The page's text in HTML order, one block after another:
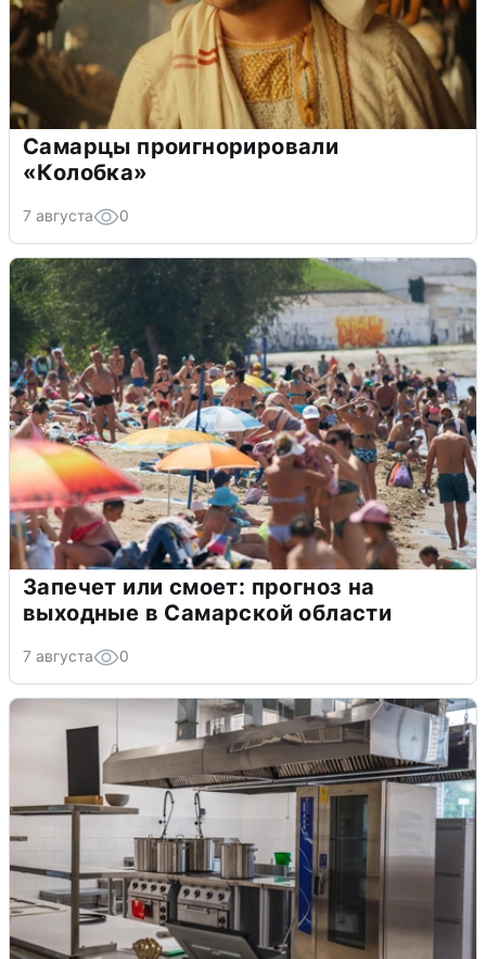
Самарцы проигнорировали
«Колобка»
7 августа 0
Запечет или смоет: прогноз на
выходные в Самарской области
7 августа 0